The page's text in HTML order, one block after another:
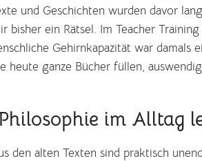
und Geschichten wurden davor
bisher ein Rätsel. Im Teacher
Gehirnkapazität war damals
heute ganze Bücher füllen,
im Alltag
den alten Texten sind praktisch